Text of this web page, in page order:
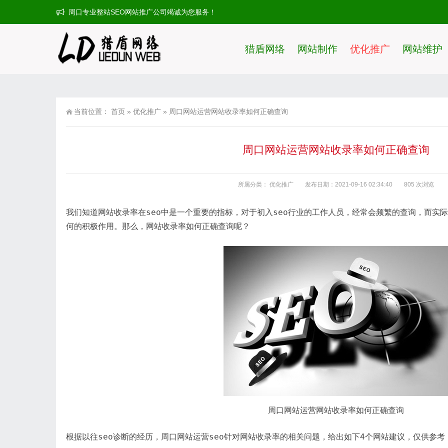
周口专业整站SEO网站推广公司竭诚为您服务！
猎盾网络 网站制作 优化推广 网站维护
当前位置： 首页 » 优化推广 » 周口网站运营网站收录率如何正确查询
周口网站运营网站收录率如何正确查询
所属分类： 优化推广 发布日期：2021-09-16 02:34:40 805 次浏览
我们知道网站收录率在seo中是一个重要的指标，对于初入seo行业的工作人员，经常会频繁的查询，而实
何的积极作用。那么，网站收录率如何正确查询呢？
周口网站运营网站收录率如何正确查询
根据以往seo诊断的经历，周口网站运营seo针对网站收录率的相关问题，给出如下4个网站建议，仅供参考